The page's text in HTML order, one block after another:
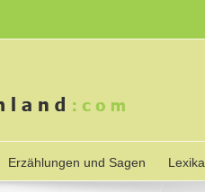
Erzählungen und Sagen Lexika